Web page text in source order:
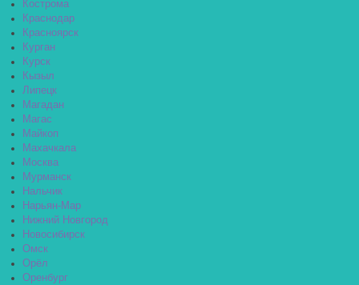
Кострома
Краснодар
Красноярск
Курган
Курск
Кызыл
Липецк
Магадан
Магас
Майкоп
Махачкала
Москва
Мурманск
Нальчик
Нарьян-Мар
Нижний Новгород
Новосибирск
Омск
Орёл
Оренбург